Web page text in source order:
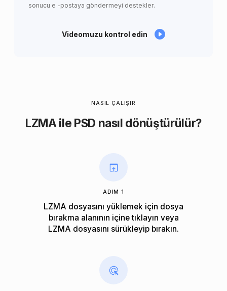
sonucu e -postaya göndermeyi destekler.
Videomuzu kontrol edin
NASIL ÇALIŞIR
LZMA ile PSD nasıl dönüştürülür?
ADIM 1
LZMA dosyasını yüklemek için dosya
bırakma alanının içine tıklayın veya
LZMA dosyasını sürükleyip bırakın.